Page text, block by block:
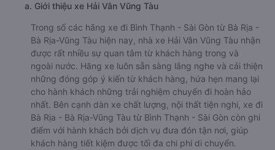
a. Giới thiệu xe Hải Vân Vũng Tàu
Trong số các hãng xe đi Bình Thạnh - Sài Gòn từ Bà Rịa -
Bà Rịa-Vũng Tàu hiện nay, nhà xe Hải Vân Vũng Tàu nhận
được rất nhiều sự quan tâm từ khách hàng trong và
ngoài nước. Hãng xe luôn sẵn sàng lắng nghe và cải thiện
những đóng góp ý kiến từ khách hàng, hứa hẹn mang lại
cho hành khách những trải nghiệm chuyến đi hoàn hảo
nhất. Bên cạnh dàn xe chất lượng, nội thất tiện nghi, xe đi
Bà Rịa - Bà Rịa-Vũng Tàu từ Bình Thạnh - Sài Gòn còn ghi
điểm với hành khách bởi dịch vụ đưa đón tận nơi, giúp
khách hàng tiết kiệm được tối đa chi phí di chuyển.